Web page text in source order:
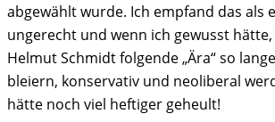
abgewählt wurde. Ich empfand das als
ungerecht und wenn ich gewusst
Helmut Schmidt folgende „Ära“ so
bleiern, konservativ und neoliberal
hätte noch viel heftiger geheult!